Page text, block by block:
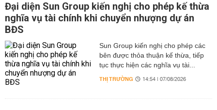
Đại diện Sun Group kiến nghị cho phép kế thừa
nghĩa vụ tài chính khi chuyển nhượng dự án
BĐS
Sun Group kiến nghị cho phép các
bên được thỏa thuận kế thừa, tiếp
tục thực hiện các nghĩa vụ tài...
THỊ TRƯỜNG 14:54 | 07/08/2026